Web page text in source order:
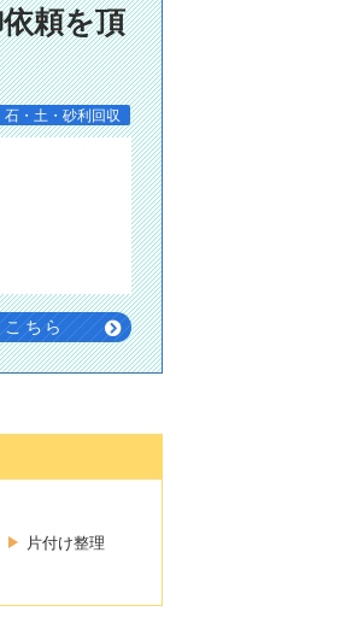
頼を頂
石・土・砂利回収
こちら
片付け整理